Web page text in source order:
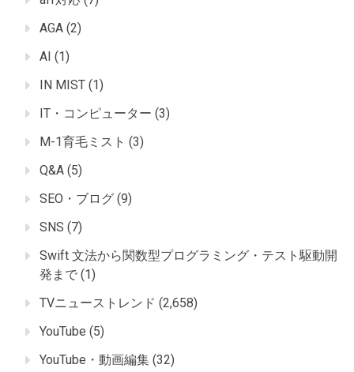
AGA (2)
AI (1)
IN MIST (1)
IT・コンピューター (3)
M-1育毛ミスト (3)
Q&A (5)
SEO・ブログ (9)
SNS (7)
Swift 文法から関数型プログラミング・テスト駆動開
発まで (1)
TVニューストレンド (2,658)
YouTube (5)
YouTube・動画編集 (32)